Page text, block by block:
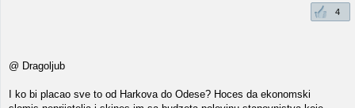
4
@ Dragoljub
I ko bi placao sve to od Harkova do Odese? Hoces da ekonomski